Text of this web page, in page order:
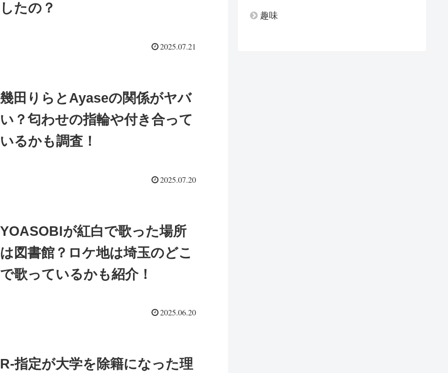
したの？
2025.07.21
幾田りらとAyaseの関係がヤバ
い？匂わせの指輪や付き合って
いるかも調査！
2025.07.20
YOASOBIが紅白で歌った場所
は図書館？ロケ地は埼玉のどこ
で歌っているかも紹介！
2025.06.20
R-指定が大学を除籍になった理
趣味